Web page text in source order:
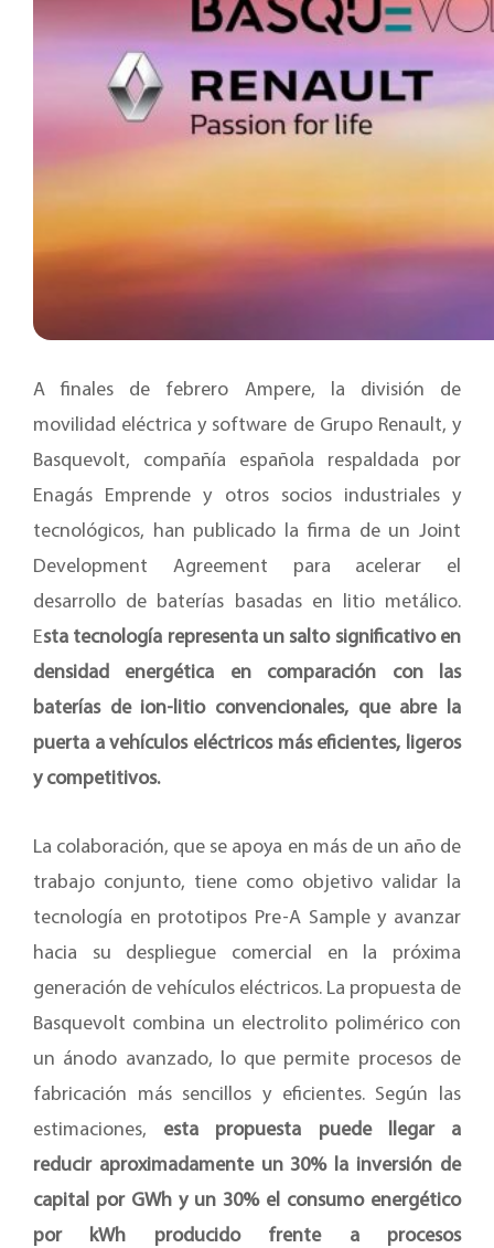
A finales de febrero Ampere, la división de
movilidad eléctrica y software de Grupo Renault, y
Basquevolt, compañía española respaldada por
Enagás Emprende y otros socios industriales y
tecnológicos, han publicado la firma de un Joint
Development Agreement para acelerar el
desarrollo de baterías basadas en litio metálico.
Esta tecnología representa un salto significativo en
densidad energética en comparación con las
baterías de ion-litio convencionales, que abre la
puerta a vehículos eléctricos más eficientes, ligeros
y competitivos.
La colaboración, que se apoya en más de un año de
trabajo conjunto, tiene como objetivo validar la
tecnología en prototipos Pre-A Sample y avanzar
hacia su despliegue comercial en la próxima
generación de vehículos eléctricos. La propuesta de
Basquevolt combina un electrolito polimérico con
un ánodo avanzado, lo que permite procesos de
fabricación más sencillos y eficientes. Según las
estimaciones, esta propuesta puede llegar a
reducir aproximadamente un 30% la inversión de
capital por GWh y un 30% el consumo energético
por kWh producido frente a procesos